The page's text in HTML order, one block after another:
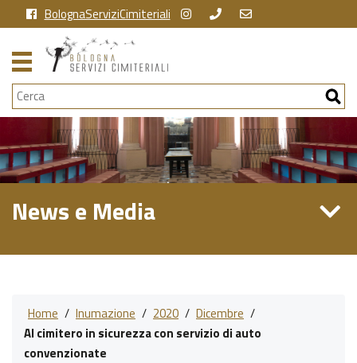
BolognaServiziCimiteriali
Cerca
News e Media
Home / Inumazione / 2020 / Dicembre /
Al cimitero in sicurezza con servizio di auto
convenzionate